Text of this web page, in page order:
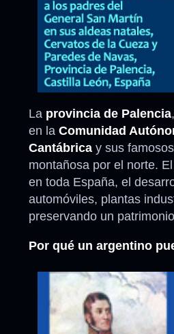
La provincia de Palencia
en la Comunidad
Cantábrica y sus famosos
montañosa por el norte.
en toda España, el
automóviles, plantas
preservando un
Por qué un argentino